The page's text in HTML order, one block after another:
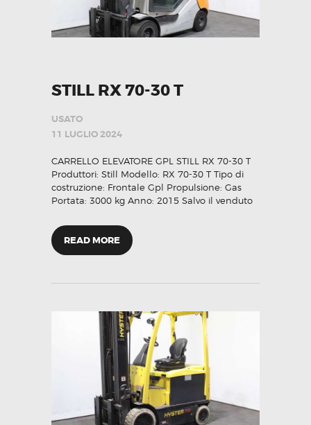
STILL RX 70-30 T
USATO
11 LUGLIO 2024
CARRELLO ELEVATORE GPL STILL RX 70-30 T
Produttori: Still Modello: RX 70-30 T Tipo di
costruzione: Frontale Gpl Propulsione: Gas
Portata: 3000 kg Anno: 2015 Salvo il venduto
READ MORE